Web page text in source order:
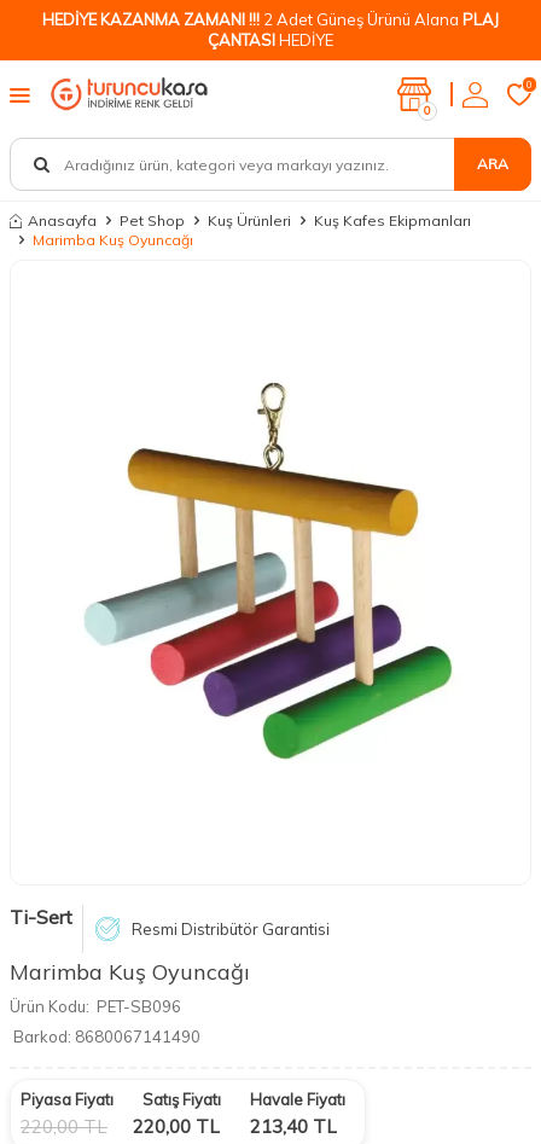
HEDİYE KAZANMA ZAMANI !!! 2 Adet Güneş Ürünü Alana PLAJ
ÇANTASIHEDİYE
ARA
0
0
Anasayfa Pet Shop Kuş Ürünleri
Kuş Kafes Ekipmanları
Marimba Kuş Oyuncağı
Ti-Sert Resmi Distribütör Garantisi
Marimba Kuş Oyuncağı
Ürün Kodu: PET-SB096
Barkod: 8680067141490
Piyasa Fiyatı
220,00TL
Satış Fiyatı
220,00 TL
Havale Fiyatı
213,40 TL